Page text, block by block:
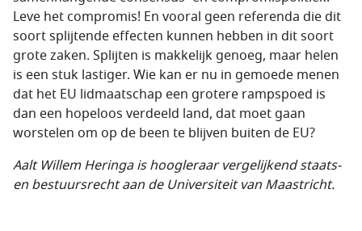
Leve het compromis! En vooral geen referenda die dit
soort splijtende effecten kunnen hebben in dit soort
grote zaken. Splijten is makkelijk genoeg, maar helen
is een stuk lastiger. Wie kan er nu in gemoede menen
dat het EU lidmaatschap een grotere rampspoed is
dan een hopeloos verdeeld land, dat moet gaan
worstelen om op de been te blijven buiten de EU?
Aalt Willem Heringa is hoogleraar vergelijkend staats-
en bestuursrecht aan de Universiteit van Maastricht.